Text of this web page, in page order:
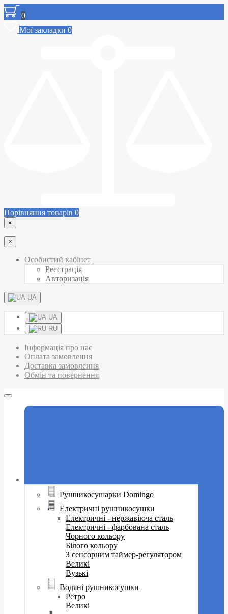
0
Мої закладки 0
Порівняння товарів 0
×
×
Особистий кабінет
Реєстрація
Авторизація
UA
UA
RU
Інформація про нас
Оплата замовлення
Доставка замовлення
Обмін та повернення
Рушникосушарки Domingo
Електричні рушникосушки
Електричні - нержавіюча сталь
Електричні - фарбована сталь
Чорного кольору
Білого кольору
З сенсорним таймер-регулятором
Великі
Вузькі
Водяні рушникосушки
Ретро
Великі